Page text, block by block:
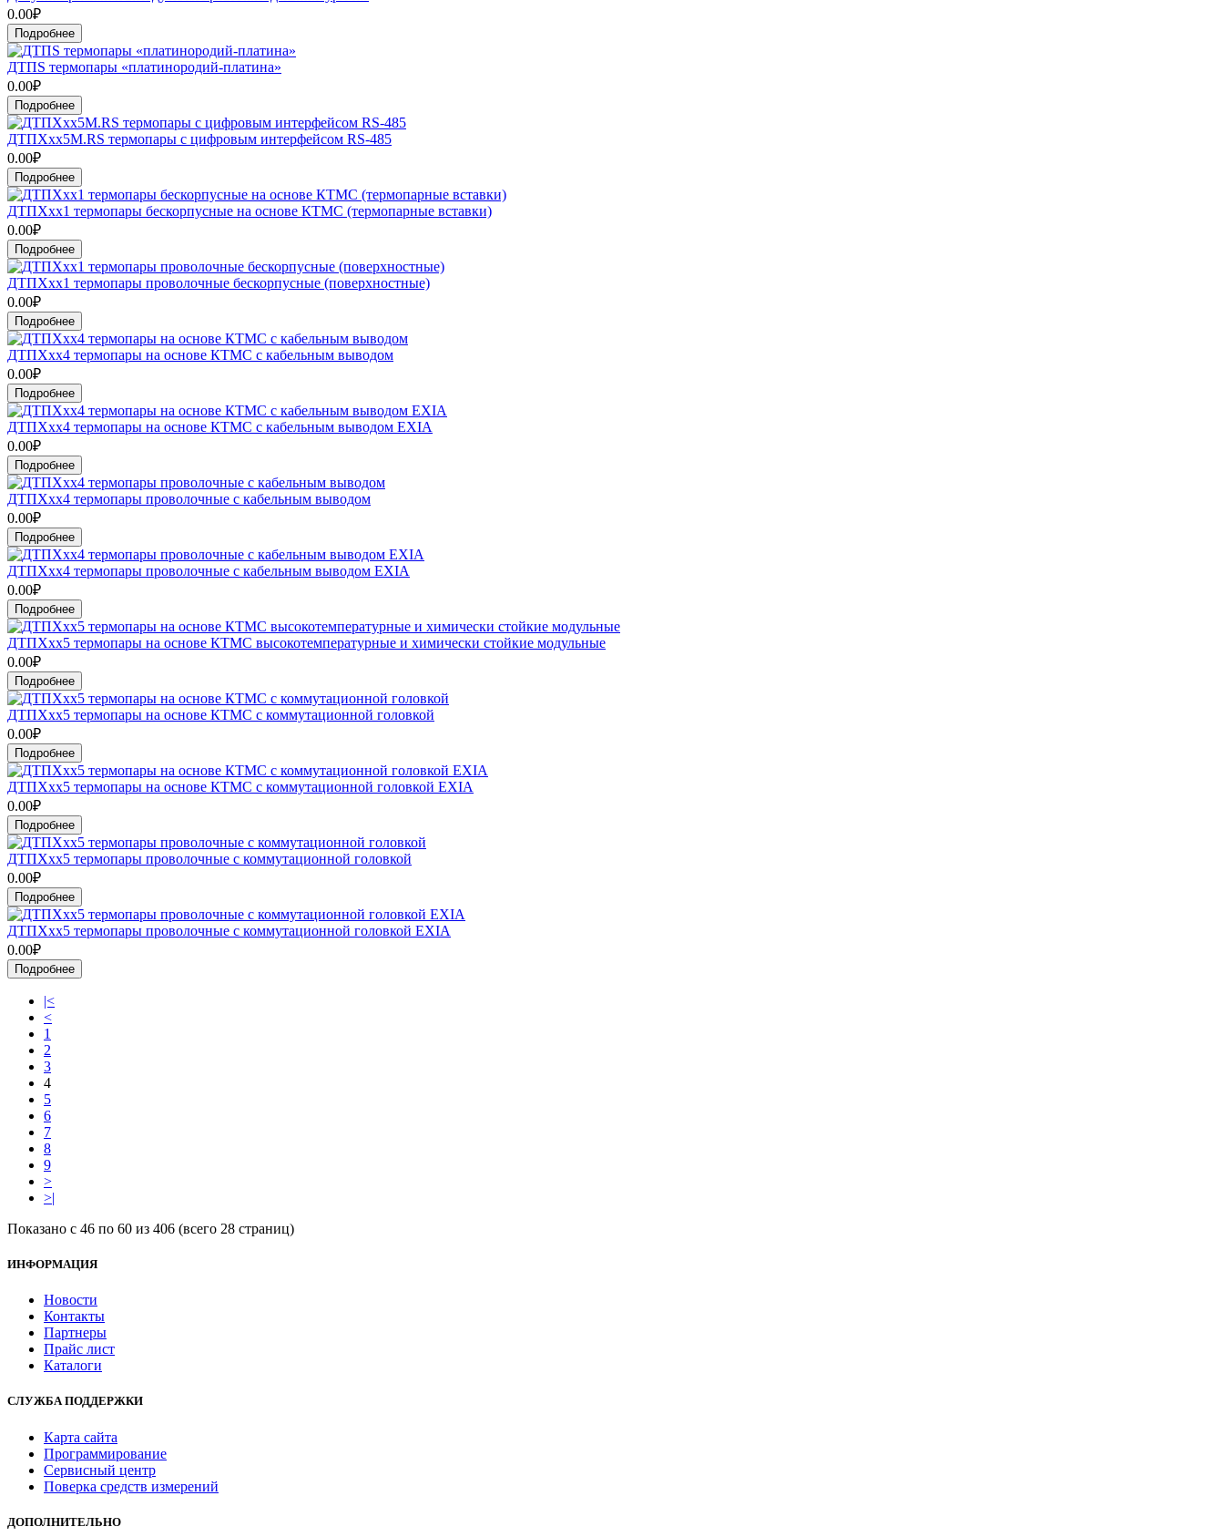
0.00₽
Подробнее
ДТПS термопары «платинородий-платина»
0.00₽
Подробнее
ДТПXхх5М.RS термопары с цифровым интерфейсом RS-485
0.00₽
Подробнее
ДТПХхх1 термопары бескорпусные на основе КТМС (термопарные вставки)
0.00₽
Подробнее
ДТПХхх1 термопары проволочные бескорпусные (поверхностные)
0.00₽
Подробнее
ДТПХхх4 термопары на основе КТМС с кабельным выводом
0.00₽
Подробнее
ДТПХхх4 термопары на основе КТМС с кабельным выводом EXIA
0.00₽
Подробнее
ДТПХхх4 термопары проволочные с кабельным выводом
0.00₽
Подробнее
ДТПХхх4 термопары проволочные с кабельным выводом EXIA
0.00₽
Подробнее
ДТПХхх5 термопары на основе КТМС высокотемпературные и химически стойкие модульные
0.00₽
Подробнее
ДТПХхх5 термопары на основе КТМС с коммутационной головкой
0.00₽
Подробнее
ДТПХхх5 термопары на основе КТМС с коммутационной головкой EXIA
0.00₽
Подробнее
ДТПХхх5 термопары проволочные с коммутационной головкой
0.00₽
Подробнее
ДТПХхх5 термопары проволочные с коммутационной головкой EXIA
0.00₽
Подробнее
|<
<
1
2
3
4
5
6
7
8
9
>
>|
Показано с 46 по 60 из 406 (всего 28 страниц)
ИНФОРМАЦИЯ
Новости
Контакты
Партнеры
Прайс лист
Каталоги
СЛУЖБА ПОДДЕРЖКИ
Карта сайта
Программирование
Сервисный центр
Поверка средств измерений
ДОПОЛНИТЕЛЬНО